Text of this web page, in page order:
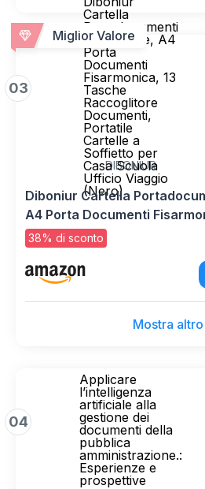
Miglior Valore
03
Cartella
Portadocumenti
Espandibile, A4
Porta
Documenti
Fisarmonica, 13
Tasche
Raccoglitore
Documenti,
Portatile
Cartelle a
Soffietto per
Casa Scuola
Ufficio Viaggio
(Nero)
DIBONIUR
Diboniur Cartella
A4 Porta Documenti
Raccoglitore Documenti,
Soffietto per Casa Scuola
38% di sconto
Mostra altro
04
Applicare
l’intelligenza
artificiale alla
gestione dei
documenti della
pubblica
amministrazione.:
Esperienze e
prospettive